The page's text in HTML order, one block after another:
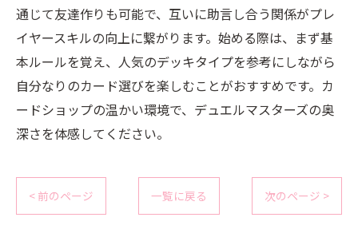
通じて友達作りも可能で、互いに助言し合う関係がプレ
イヤースキルの向上に繋がります。始める際は、まず基
本ルールを覚え、人気のデッキタイプを参考にしながら
自分なりのカード選びを楽しむことがおすすめです。カ
ードショップの温かい環境で、デュエルマスターズの奥
深さを体感してください。
< 前のページ 一覧に戻る 次のページ >